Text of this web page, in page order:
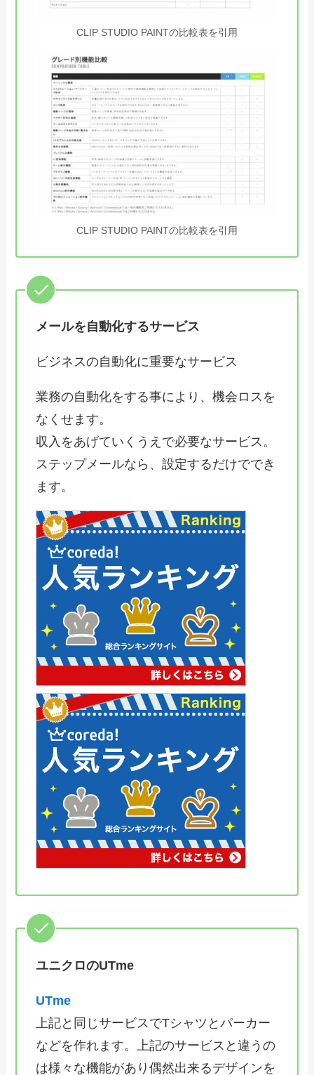
CLIP STUDIO PAINTの比較表を引用
CLIP STUDIO PAINTの比較表を引用
メールを自動化するサービス
ビジネスの自動化に重要なサービス
業務の自動化をする事により、機会ロスを
なくせます。
収入をあげていくうえで必要なサービス。
ステップメールなら、設定するだけででき
ます。
ユニクロのUTme
UTme
上記と同じサービスでTシャツとパーカー
などを作れます。上記のサービスと違うの
は様々な機能があり偶然出来るデザインを